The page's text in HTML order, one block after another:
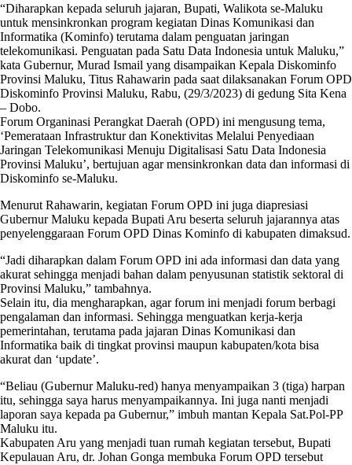
“Diharapkan kepada seluruh jajaran, Bupati, Walikota se-Maluku
untuk mensinkronkan program kegiatan Dinas Komunikasi dan
Informatika (Kominfo) terutama dalam penguatan jaringan
telekomunikasi. Penguatan pada Satu Data Indonesia untuk Maluku,”
kata Gubernur, Murad Ismail yang disampaikan Kepala Diskominfo
Provinsi Maluku, Titus Rahawarin pada saat dilaksanakan Forum OPD
Diskominfo Provinsi Maluku, Rabu, (29/3/2023) di gedung Sita Kena
– Dobo.
Forum Organinasi Perangkat Daerah (OPD) ini mengusung tema,
‘Pemerataan Infrastruktur dan Konektivitas Melalui Penyediaan
Jaringan Telekomunikasi Menuju Digitalisasi Satu Data Indonesia
Provinsi Maluku’, bertujuan agar mensinkronkan data dan informasi di
Diskominfo se-Maluku.
Menurut Rahawarin, kegiatan Forum OPD ini juga diapresiasi
Gubernur Maluku kepada Bupati Aru beserta seluruh jajarannya atas
penyelenggaraan Forum OPD Dinas Kominfo di kabupaten dimaksud.
“Jadi diharapkan dalam Forum OPD ini ada informasi dan data yang
akurat sehingga menjadi bahan dalam penyusunan statistik sektoral di
Provinsi Maluku,” tambahnya.
Selain itu, dia mengharapkan, agar forum ini menjadi forum berbagi
pengalaman dan informasi. Sehingga menguatkan kerja-kerja
pemerintahan, terutama pada jajaran Dinas Komunikasi dan
Informatika baik di tingkat provinsi maupun kabupaten/kota bisa
akurat dan ‘update’.
“Beliau (Gubernur Maluku-red) hanya menyampaikan 3 (tiga) harpan
itu, sehingga saya harus menyampaikannya. Ini juga nanti menjadi
laporan saya kepada pa Gubernur,” imbuh mantan Kepala Sat.Pol-PP
Maluku itu.
Kabupaten Aru yang menjadi tuan rumah kegiatan tersebut, Bupati
Kepulauan Aru, dr. Johan Gonga membuka Forum OPD tersebut